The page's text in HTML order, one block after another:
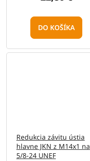
DO KOŠÍKA
Redukcia závitu ústia
hlavne JKN z M14x1 na
5/8-24 UNEF